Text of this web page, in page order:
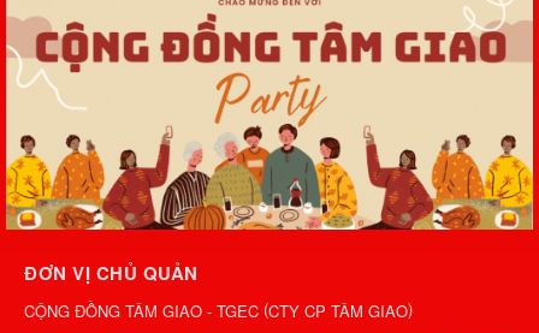
ĐƠN VỊ CHỦ QUẢN
CỘNG ĐỒNG TÂM GIAO - TGEC (CTY CP TÂM GIAO)